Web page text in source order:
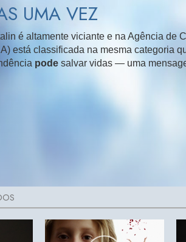
UMA VEZ
é altamente viciante e na Agência de
está classificada na mesma categoria
pode salvar vidas — uma